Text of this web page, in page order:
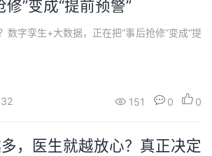
修”变成“提前预警”
数字孪生+大数据，正在把“事后抢修”变成“提
151 0 0
，医生就越放心？真正决定